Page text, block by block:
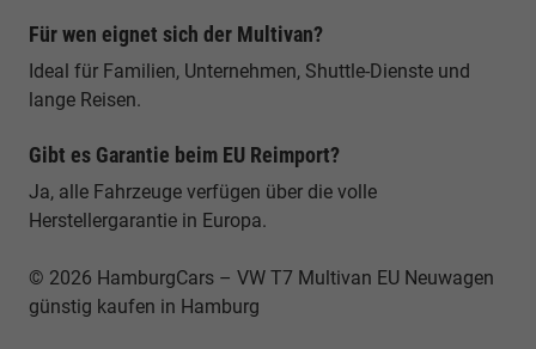
Für wen eignet sich der Multivan?
Ideal für Familien, Unternehmen, Shuttle-Dienste und
lange Reisen.
Gibt es Garantie beim EU Reimport?
Ja, alle Fahrzeuge verfügen über die volle
Herstellergarantie in Europa.
© 2026 HamburgCars – VW T7 Multivan EU Neuwagen
günstig kaufen in Hamburg